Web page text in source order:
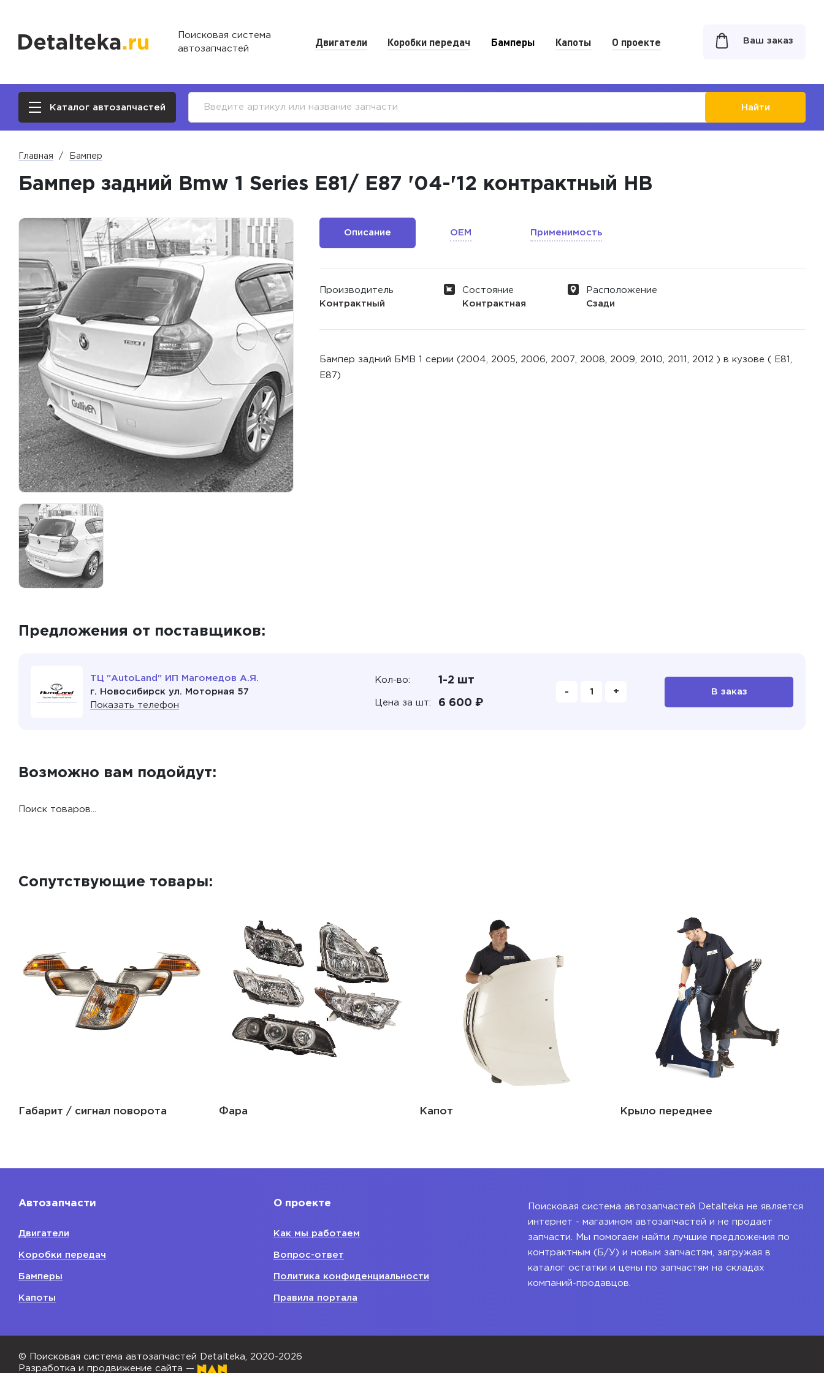
Поисковая система
автозапчастей
Двигатели Коробки передач Бамперы Капоты О проекте Ваш заказ
Каталог автозапчастей Найти
Главная Бампер
Бампер задний Bmw 1 Series E81/ E87 '04-'12 контрактный HB
Описание OEM Применимость
Производитель
Контрактный
Состояние
Контрактная
Расположение
Сзади
Бампер задний БМВ 1 серии (2004, 2005, 2006, 2007, 2008, 2009, 2010, 2011, 2012 ) в кузове ( E81,
E87)
Предложения от поставщиков:
ТЦ "AutoLand" ИП Магомедов А.Я.
г. Новосибирск ул. Моторная 57
Показать телефон
Кол-во: 1-2 шт
Цена за шт: 6 600 ₽
- + В заказ
Возможно вам подойдут:
Поиск товаров...
Сопутствующие товары:
Габарит / сигнал поворота Фара Капот Крыло переднее
Автозапчасти
Двигатели
Коробки передач
Бамперы
Капоты
О проекте
Как мы работаем
Вопрос-ответ
Политика конфиденциальности
Правила портала
Поисковая система автозапчастей Detalteka не является
интернет - магазином автозапчастей и не продает
запчасти. Мы помогаем найти лучшие предложения по
контрактным (Б/У) и новым запчастям, загружая в
каталог остатки и цены по запчастям на складах
компаний-продавцов.
© Поисковая система автозапчастей Detalteka, 2020-2026
Разработка и продвижение сайта —